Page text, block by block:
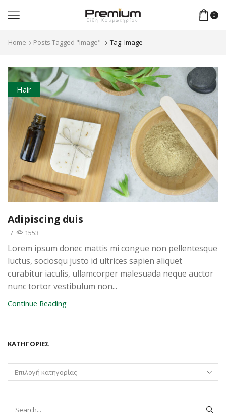
0
Home Posts Tagged "image" Tag: Image
Hair
Adipiscing duis
/ 1553
Lorem ipsum donec mattis mi congue non pellentesque
luctus, sociosqu justo id ultrices sapien aliquet
curabitur iaculis, ullamcorper malesuada neque auctor
nunc tortor vestibulum non...
Continue Reading
KΑΤΗΓΟΡΊΕΣ